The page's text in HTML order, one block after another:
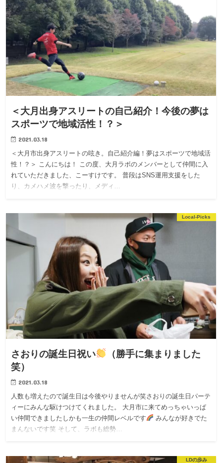
＜大月出身アスリートの自己紹介！今後の夢は
スポーツで地域活性！？＞
2021.03.18
＜大月市出身アスリートの呟き。自己紹介編！夢はスポーツで地域活
性！？＞ こんにちは！ この度、大月ラボのメンバーとして仲間に入
れていただきました、こーすけです。 普段はSNS運用支援をした
り、カメハメ波を撃ったり、メディ…
Local-Picks
さおりの誕生日祝い
（勝手に集まりました
笑）
2021.03.18
人数も増えたので誕生日は今後やりませんが笑さおりの誕生日パーテ
ィーにみんな駆けつけてくれました。 大月市に来てめっちゃいっぱ
い仲間できましたしかも一生の仲間レベルです
みんなが好きでた
まんないです笑 そして、ラボも総勢…
LDの歩み